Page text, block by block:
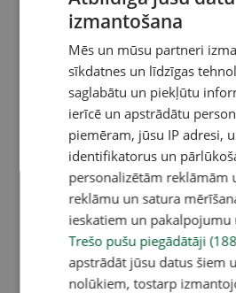
izmantošana
Mēs un mūsu partneri
sīkdatnes un līdzīgas
saglabātu un piekļūtu
ierīcē un apstrādātu
piemēram, jūsu IP adresi,
identifikatorus un
personalizētām reklāmām
reklāmu un satura
ieskatiem un pakalpojumu
Trešo pušu piegādātāji
apstrādāt jūsu datus šiem
nolūkiem, tostarp